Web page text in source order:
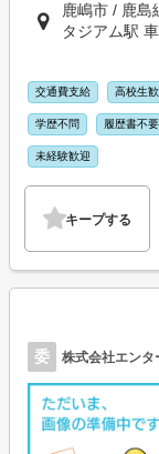
鹿嶋市 / 鹿島
タジアム駅
交通費支給 高校生
学歴不問 履歴書不要
未経験歓迎
キープする
委 株式会社エンタ